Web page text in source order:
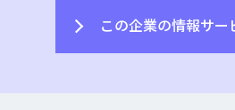
この企業の情報サー